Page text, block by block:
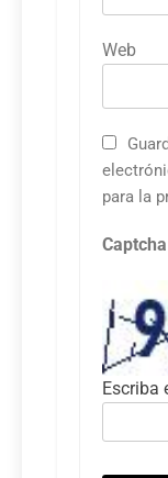
Web
para la
Captcha
Escriba